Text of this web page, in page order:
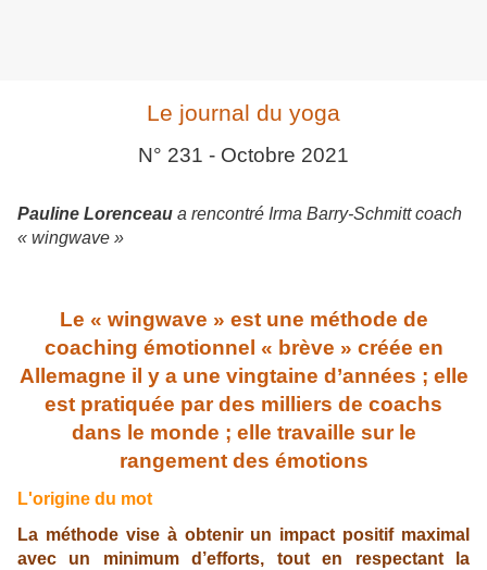
Le journal du yoga
N° 231 - Octobre 2021
Pauline Lorenceau a rencontré Irma Barry-Schmitt coach
« wingwave »
Le « wingwave » est une méthode de
coaching émotionnel « brève » créée en
Allemagne il y a une vingtaine d’années ; elle
est pratiquée par des milliers de coachs
dans le monde ; elle travaille sur le
rangement des émotions
L'origine du mot
La méthode vise à obtenir un impact positif maximal
avec un minimum d’efforts, tout en respectant la